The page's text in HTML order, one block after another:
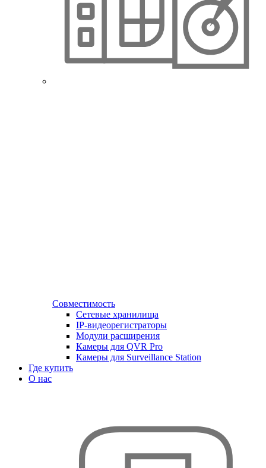
Совместимость
Сетевые хранилища
IP-видеорегистраторы
Модули расширения
Камеры для QVR Pro
Камеры для Surveillance Station
Где купить
О нас